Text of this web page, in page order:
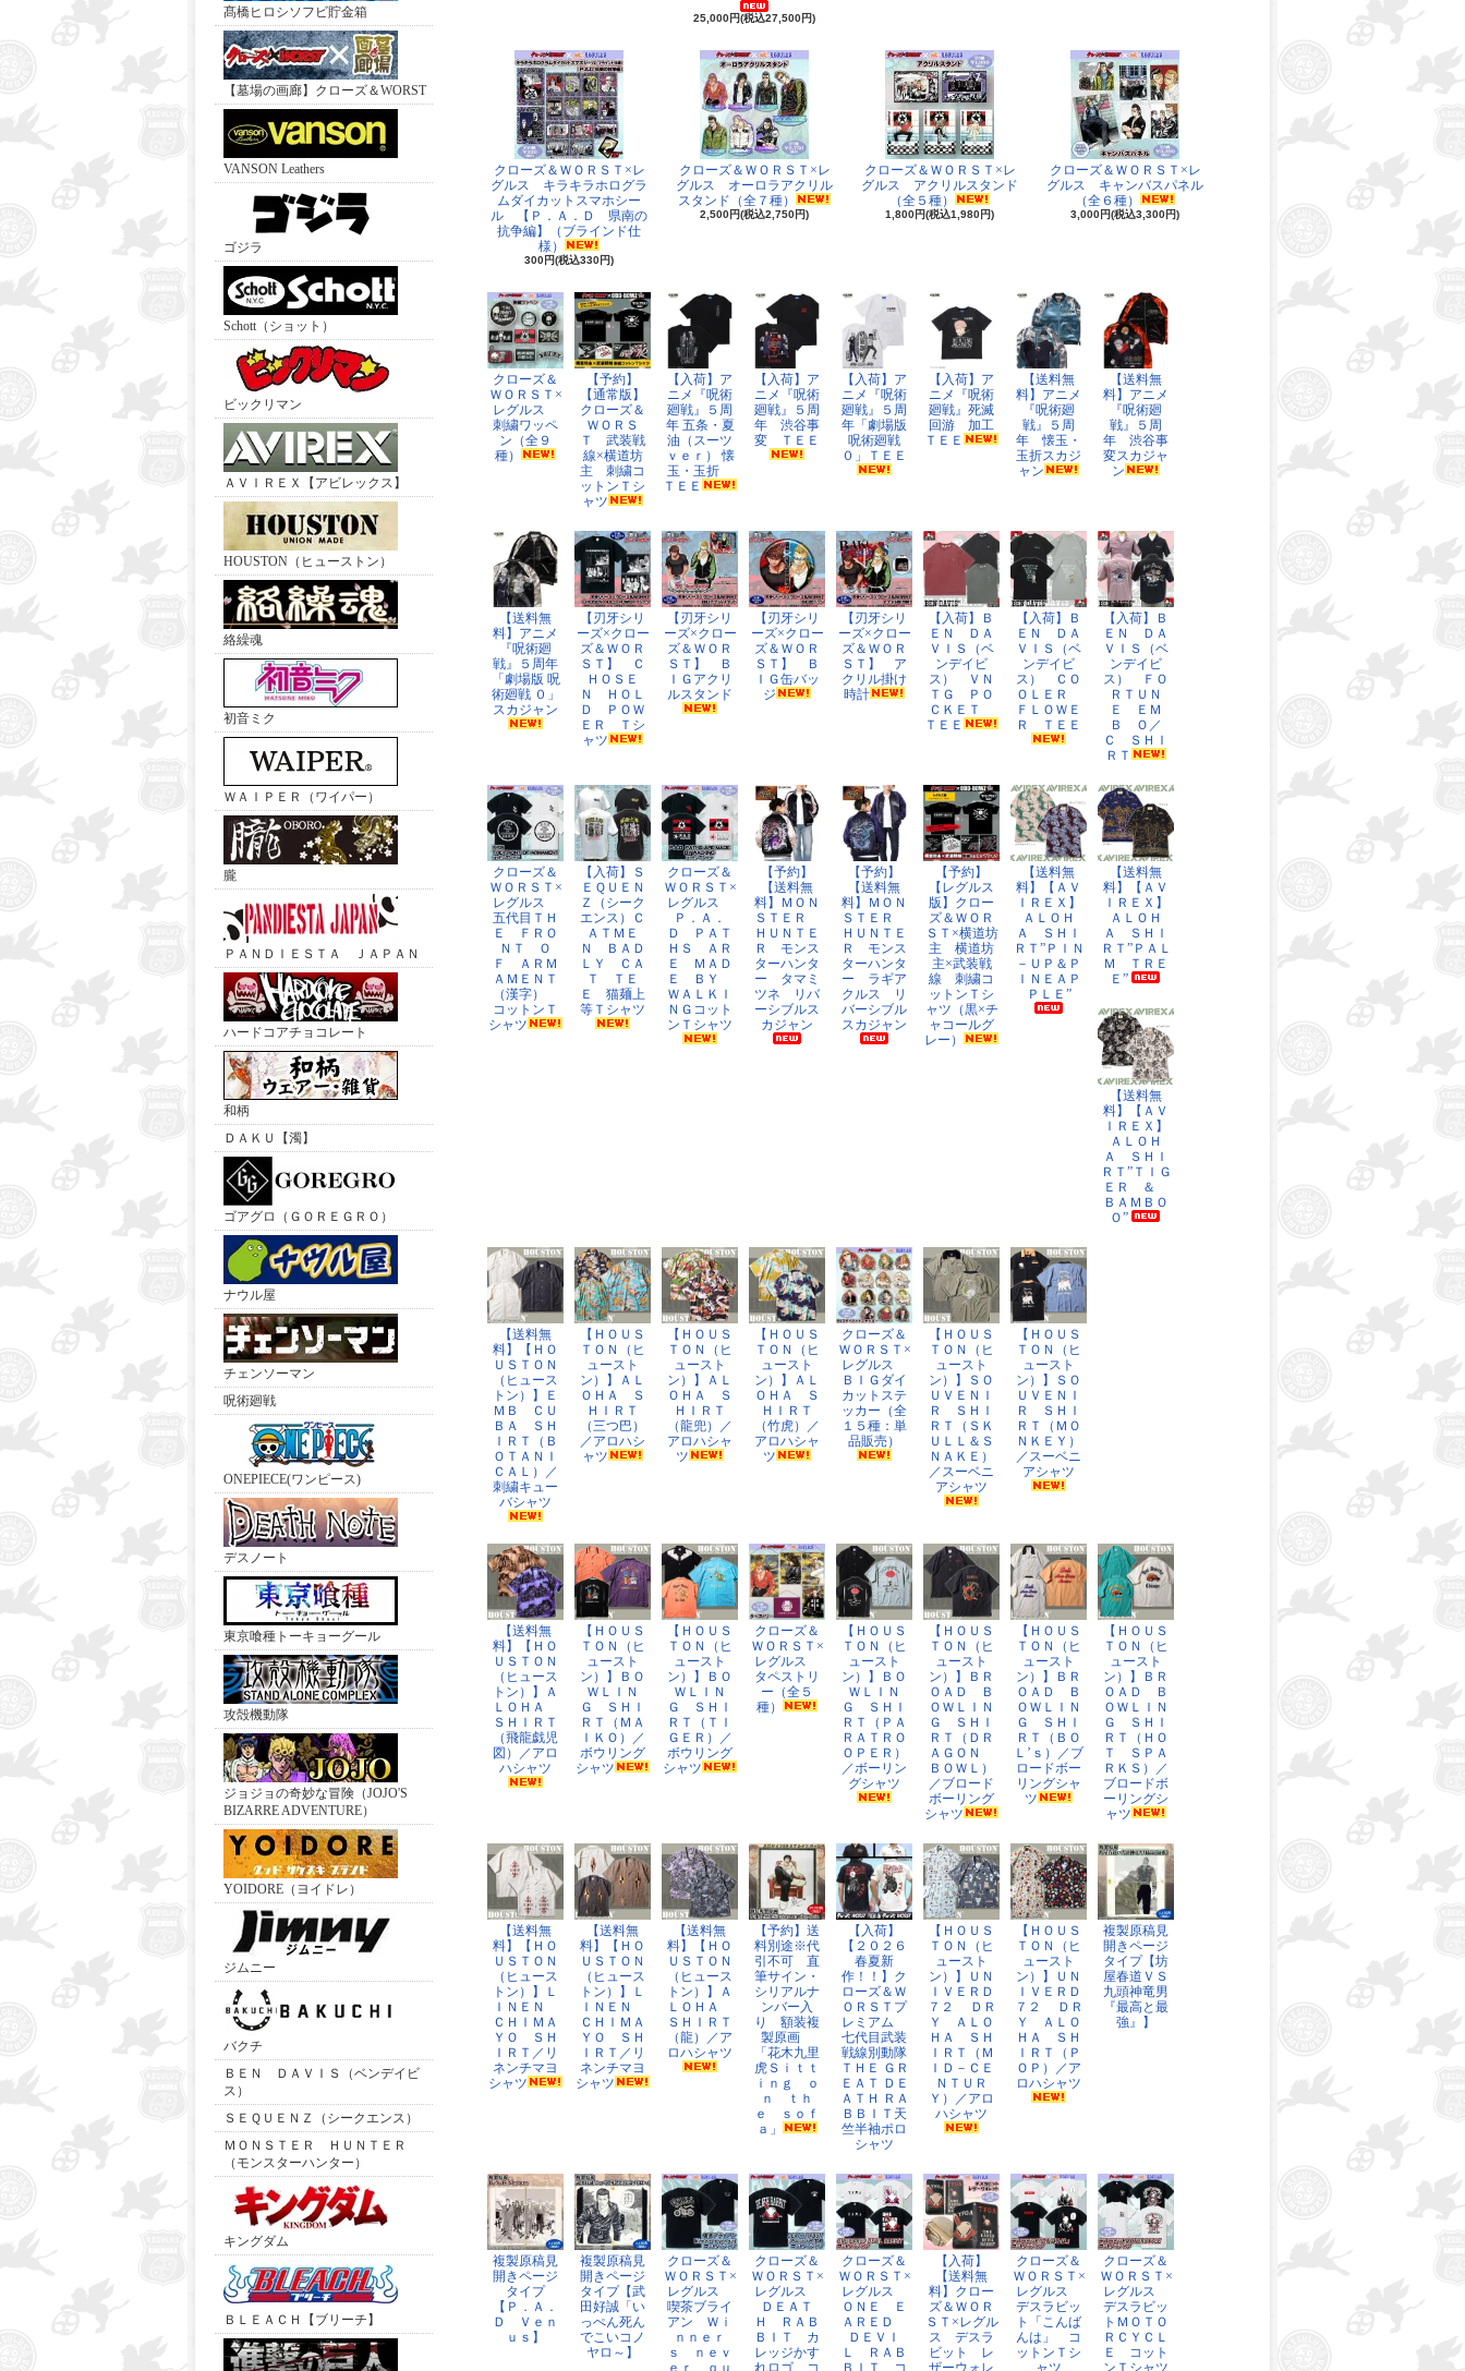
髙橋ヒロシソフビ貯金箱
【墓場の画廊】クローズ＆WORST
VANSON Leathers
ゴジラ
Schott（ショット）
ビックリマン
ＡＶＩＲＥＸ【アビレックス】
HOUSTON（ヒューストン）
絡繰魂
初音ミク
ＷＡＩＰＥＲ（ワイパー）
朧
ＰＡＮＤＩＥＳＴＡ ＪＡＰＡＮ
ハードコアチョコレート
和柄
ＤＡＫＵ【濁】
ゴアグロ（ＧＯＲＥＧＲＯ）
ナウル屋
チェンソーマン
呪術廻戦
ONEPIECE(ワンピース)
デスノート
東京喰種トーキョーグール
攻殻機動隊
ジョジョの奇妙な冒険（JOJO'S
BIZARRE ADVENTURE）
YOIDORE（ヨイドレ）
ジムニー
バクチ
ＢＥＮ ＤＡＶＩＳ（ベンデイビ
ス）
ＳＥＱＵＥＮＺ（シークエンス）
ＭＯＮＳＴＥＲ ＨＵＮＴＥＲ
（モンスターハンター）
キングダム
ＢＬＥＡＣＨ【ブリーチ】
25,000円(税込27,500円)
クローズ＆ＷＯＲＳＴ×レ
グルス キラキラホログラ
ムダイカットスマホシー
ル 【Ｐ．Ａ．Ｄ 県南の
抗争編】（ブラインド仕
様）
300円(税込330円)
クローズ＆ＷＯＲＳＴ×レ
グルス オーロラアクリル
スタンド（全７種）
2,500円(税込2,750円)
クローズ＆ＷＯＲＳＴ×レ
グルス アクリルスタンド
（全５種）
1,800円(税込1,980円)
クローズ＆ＷＯＲＳＴ×レ
グルス キャンバスパネル
（全６種）
3,000円(税込3,300円)
クローズ＆
ＷＯＲＳＴ×
レグルス
刺繍ワッペ
ン（全９
種）
【予約】
【通常版】
クローズ＆
ＷＯＲＳ
Ｔ 武装戦
線×横道坊
主 刺繍コ
ットンＴシ
ャツ
【入荷】ア
ニメ『呪術
廻戦』５周
年 五条・夏
油（スーツ
ｖｅｒ） 懐
玉・玉折
ＴＥＥ
【入荷】ア
ニメ『呪術
廻戦』５周
年 渋谷事
変 ＴＥＥ
【入荷】ア
ニメ『呪術
廻戦』５周
年「劇場版
呪術廻戦
０」ＴＥＥ
【入荷】ア
ニメ『呪術
廻戦』死滅
回游 加工
ＴＥＥ
【送料無
料】アニメ
『呪術廻
戦』５周
年 懐玉・
玉折スカジ
ャン
【送料無
料】アニメ
『呪術廻
戦』５周
年 渋谷事
変スカジャ
ン
【送料無
料】アニメ
『呪術廻
戦』５周年
「劇場版 呪
術廻戦 ０」
スカジャン
【刃牙シリ
ーズ×クロー
ズ＆ＷＯＲ
ＳＴ】 Ｃ
ＨＯＳＥ
Ｎ ＨＯＬ
Ｄ ＰＯＷ
ＥＲ Ｔシ
ャツ
【刃牙シリ
ーズ×クロー
ズ＆ＷＯＲ
ＳＴ】 Ｂ
ＩＧアクリ
ルスタンド
【刃牙シリ
ーズ×クロー
ズ＆ＷＯＲ
ＳＴ】 Ｂ
ＩＧ缶バッ
ジ
【刃牙シリ
ーズ×クロー
ズ＆ＷＯＲ
ＳＴ】 ア
クリル掛け
時計
【入荷】Ｂ
ＥＮ ＤＡ
ＶＩＳ（ベ
ンデイビ
ス） ＶＮ
ＴＧ ＰＯ
ＣＫＥＴ
ＴＥＥ
【入荷】Ｂ
ＥＮ ＤＡ
ＶＩＳ（ベ
ンデイビ
ス） ＣＯ
ＯＬＥＲ
ＦＬＯＷＥ
Ｒ ＴＥＥ
【入荷】Ｂ
ＥＮ ＤＡ
ＶＩＳ（ベ
ンデイビ
ス） ＦＯ
ＲＴＵＮ
Ｅ ＥＭ
Ｂ Ｏ／
Ｃ ＳＨＩ
ＲＴ
クローズ＆
ＷＯＲＳＴ×
レグルス
五代目ＴＨ
Ｅ ＦＲＯ
ＮＴ Ｏ
Ｆ ＡＲＭ
ＡＭＥＮＴ
（漢字）
コットンＴ
シャツ
【入荷】Ｓ
ＥＱＵＥＮ
Ｚ（シーク
エンス）Ｃ
ＡＴＭＥ
Ｎ ＢＡＤ
ＬＹ ＣＡ
Ｔ ＴＥ
Ｅ 猫麺上
等Ｔシャツ
クローズ＆
ＷＯＲＳＴ×
レグルス
Ｐ．Ａ．
Ｄ ＰＡＴ
ＨＳ ＡＲ
Ｅ ＭＡＤ
Ｅ ＢＹ
ＷＡＬＫＩ
ＮＧコット
ンＴシャツ
【予約】
【送料無
料】ＭＯＮ
ＳＴＥＲ
ＨＵＮＴＥ
Ｒ モンス
ターハンタ
ー タマミ
ツネ リバ
ーシブルス
カジャン
【予約】
【送料無
料】ＭＯＮ
ＳＴＥＲ
ＨＵＮＴＥ
Ｒ モンス
ターハンタ
ー ラギア
クルス リ
バーシブル
スカジャン
【予約】
【レグルス
版】クロー
ズ＆ＷＯＲ
ＳＴ×横道坊
主 横道坊
主×武装戦
線 刺繍コ
ットンＴシ
ャツ（黒×チ
ャコールグ
レー）
【送料無
料】【ＡＶ
ＩＲＥＸ】
ＡＬＯＨ
Ａ ＳＨＩ
ＲＴ”ＰＩＮ
－ＵＰ＆Ｐ
ＩＮＥＡＰ
ＰＬＥ”
【送料無
料】【ＡＶ
ＩＲＥＸ】
ＡＬＯＨ
Ａ ＳＨＩ
ＲＴ”ＰＡＬ
Ｍ ＴＲＥ
Ｅ”
【送料無
料】【ＡＶ
ＩＲＥＸ】
ＡＬＯＨ
Ａ ＳＨＩ
ＲＴ”ＴＩＧ
ＥＲ ＆
ＢＡＭＢＯ
Ｏ”
【送料無
料】【ＨＯ
ＵＳＴＯＮ
（ヒュース
トン）】Ｅ
ＭＢ ＣＵ
ＢＡ ＳＨ
ＩＲＴ（Ｂ
ＯＴＡＮＩ
ＣＡＬ）／
刺繍キュー
バシャツ
【ＨＯＵＳ
ＴＯＮ（ヒ
ュースト
ン）】ＡＬ
ＯＨＡ Ｓ
ＨＩＲＴ
（三つ巴）
／アロハシ
ャツ
【ＨＯＵＳ
ＴＯＮ（ヒ
ュースト
ン）】ＡＬ
ＯＨＡ Ｓ
ＨＩＲＴ
（龍兜）／
アロハシャ
ツ
【ＨＯＵＳ
ＴＯＮ（ヒ
ュースト
ン）】ＡＬ
ＯＨＡ Ｓ
ＨＩＲＴ
（竹虎）／
アロハシャ
ツ
クローズ＆
ＷＯＲＳＴ×
レグルス
ＢＩＧダイ
カットステ
ッカー（全
１５種：単
品販売）
【ＨＯＵＳ
ＴＯＮ（ヒ
ュースト
ン）】ＳＯ
ＵＶＥＮＩ
Ｒ ＳＨＩ
ＲＴ（ＳＫ
ＵＬＬ＆Ｓ
ＮＡＫＥ）
／スーベニ
アシャツ
【ＨＯＵＳ
ＴＯＮ（ヒ
ュースト
ン）】ＳＯ
ＵＶＥＮＩ
Ｒ ＳＨＩ
ＲＴ（ＭＯ
ＮＫＥＹ）
／スーベニ
アシャツ
【送料無
料】【ＨＯ
ＵＳＴＯＮ
（ヒュース
トン）】Ａ
ＬＯＨＡ
ＳＨＩＲＴ
（飛龍戯児
図）／アロ
ハシャツ
【ＨＯＵＳ
ＴＯＮ（ヒ
ュースト
ン）】ＢＯ
ＷＬＩＮ
Ｇ ＳＨＩ
ＲＴ（ＭＡ
ＩＫＯ）／
ボウリング
シャツ
【ＨＯＵＳ
ＴＯＮ（ヒ
ュースト
ン）】ＢＯ
ＷＬＩＮ
Ｇ ＳＨＩ
ＲＴ（ＴＩ
ＧＥＲ）／
ボウリング
シャツ
クローズ＆
ＷＯＲＳＴ×
レグルス
タペストリ
ー（全５
種）
【ＨＯＵＳ
ＴＯＮ（ヒ
ュースト
ン）】ＢＯ
ＷＬＩＮ
Ｇ ＳＨＩ
ＲＴ（ＰＡ
ＲＡＴＲＯ
ＯＰＥＲ）
／ボーリン
グシャツ
【ＨＯＵＳ
ＴＯＮ（ヒ
ュースト
ン）】ＢＲ
ＯＡＤ Ｂ
ＯＷＬＩＮ
Ｇ ＳＨＩ
ＲＴ（ＤＲ
ＡＧＯＮ
ＢＯＷＬ）
／ブロード
ボーリング
シャツ
【ＨＯＵＳ
ＴＯＮ（ヒ
ュースト
ン）】ＢＲ
ＯＡＤ Ｂ
ＯＷＬＩＮ
Ｇ ＳＨＩ
ＲＴ（ＢＯ
Ｌ’ｓ）／ブ
ロードボー
リングシャ
ツ
【ＨＯＵＳ
ＴＯＮ（ヒ
ュースト
ン）】ＢＲ
ＯＡＤ Ｂ
ＯＷＬＩＮ
Ｇ ＳＨＩ
ＲＴ（ＨＯ
Ｔ ＳＰＡ
ＲＫＳ）／
ブロードボ
ーリングシ
ャツ
【送料無
料】【ＨＯ
ＵＳＴＯＮ
（ヒュース
トン）】Ｌ
ＩＮＥＮ
ＣＨＩＭＡ
ＹＯ ＳＨ
ＩＲＴ／リ
ネンチマヨ
シャツ
【送料無
料】【ＨＯ
ＵＳＴＯＮ
（ヒュース
トン）】Ｌ
ＩＮＥＮ
ＣＨＩＭＡ
ＹＯ ＳＨ
ＩＲＴ／リ
ネンチマヨ
シャツ
【送料無
料】【ＨＯ
ＵＳＴＯＮ
（ヒュース
トン）】Ａ
ＬＯＨＡ
ＳＨＩＲＴ
（龍）／ア
ロハシャツ
【予約】送
料別途※代
引不可 直
筆サイン・
シリアルナ
ンバー入
り 額装複
製原画
「花木九里
虎Ｓｉｔｔ
ｉｎｇ ｏ
ｎ ｔｈ
ｅ ｓｏｆ
ａ」
【入荷】
【２０２６
春夏新
作！！】ク
ローズ＆Ｗ
ＯＲＳＴプ
レミアム
七代目武装
戦線別動隊
ＴＨＥ ＧＲ
ＥＡＴ ＤＥ
ＡＴＨ ＲＡ
ＢＢＩＴ天
竺半袖ポロ
シャツ
【ＨＯＵＳ
ＴＯＮ（ヒ
ュースト
ン）】ＵＮ
ＩＶＥＲＤ
７２ ＤＲ
Ｙ ＡＬＯ
ＨＡ ＳＨ
ＩＲＴ（Ｍ
ＩＤ－ＣＥ
ＮＴＵＲ
Ｙ）／アロ
ハシャツ
【ＨＯＵＳ
ＴＯＮ（ヒ
ュースト
ン）】ＵＮ
ＩＶＥＲＤ
７２ ＤＲ
Ｙ ＡＬＯ
ＨＡ ＳＨ
ＩＲＴ（Ｐ
ＯＰ）／ア
ロハシャツ
複製原稿見
開きページ
タイプ【坊
屋春道ＶＳ
九頭神竜男
『最高と最
強』】
複製原稿見
開きページ
タイプ
【Ｐ．Ａ．
Ｄ Ｖｅｎ
ｕｓ】
複製原稿見
開きページ
タイプ【武
田好誠「い
っぺん死ん
でこいコノ
ヤロ～】
クローズ＆
ＷＯＲＳＴ×
レグルス
喫茶ブライ
アン Ｗｉ
ｎｎｅｒ
ｓ ｎｅｖ
ｅｒ ｑｕ
クローズ＆
ＷＯＲＳＴ×
レグルス
ＤＥＡＴ
Ｈ ＲＡＢ
ＢＩＴ カ
レッジかす
れロゴ コ
クローズ＆
ＷＯＲＳＴ×
レグルス
ＯＮＥ Ｅ
ＡＲＥＤ
ＤＥＶＩ
Ｌ ＲＡＢ
ＢＩＴ コ
【入荷】
【送料無
料】クロー
ズ＆ＷＯＲ
ＳＴ×レグル
ス デスラ
ビット レ
ザーウォレ
クローズ＆
ＷＯＲＳＴ×
レグルス
デスラビッ
ト「こんば
んは」 コ
ットンＴシ
ャツ
クローズ＆
ＷＯＲＳＴ×
レグルス
デスラビッ
トＭＯＴＯ
ＲＣＹＣＬ
Ｅ コット
ンＴシャツ